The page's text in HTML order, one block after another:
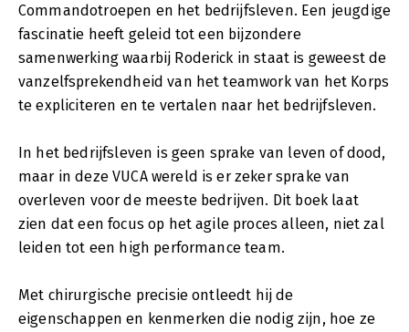
Commandotroepen en het bedrijfsleven. Een jeugdige
fascinatie heeft geleid tot een bijzondere
samenwerking waarbij Roderick in staat is geweest de
vanzelfsprekendheid van het teamwork van het Korps
te expliciteren en te vertalen naar het bedrijfsleven.
In het bedrijfsleven is geen sprake van leven of dood,
maar in deze VUCA wereld is er zeker sprake van
overleven voor de meeste bedrijven. Dit boek laat
zien dat een focus op het agile proces alleen, niet zal
leiden tot een high performance team.
Met chirurgische precisie ontleedt hij de
eigenschappen en kenmerken die nodig zijn, hoe ze